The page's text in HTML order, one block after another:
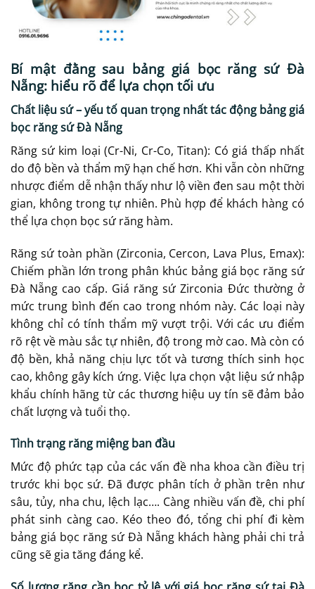
Bí mật đằng sau bảng giá bọc răng sứ Đà
Nẵng: hiểu rõ để lựa chọn tối ưu
Chất liệu sứ – yếu tố quan trọng nhất tác động bảng giá
bọc răng sứ Đà Nẵng
Răng sứ kim loại (Cr-Ni, Cr-Co, Titan): Có giá thấp nhất
do độ bền và thẩm mỹ hạn chế hơn. Khi vẫn còn những
nhược điểm dễ nhận thấy như lộ viền đen sau một thời
gian, không trong tự nhiên. Phù hợp để khách hàng có
thể lựa chọn bọc sứ răng hàm.
Răng sứ toàn phần (Zirconia, Cercon, Lava Plus, Emax):
Chiếm phần lớn trong phân khúc bảng giá bọc răng sứ
Đà Nẵng cao cấp. Giá răng sứ Zirconia Đức thường ở
mức trung bình đến cao trong nhóm này. Các loại này
không chỉ có tính thẩm mỹ vượt trội. Với các ưu điểm
rõ rệt về màu sắc tự nhiên, độ trong mờ cao. Mà còn có
độ bền, khả năng chịu lực tốt và tương thích sinh học
cao, không gây kích ứng. Việc lựa chọn vật liệu sứ nhập
khẩu chính hãng từ các thương hiệu uy tín sẽ đảm bảo
chất lượng và tuổi thọ.
Tình trạng răng miệng ban đầu
Mức độ phức tạp của các vấn đề nha khoa cần điều trị
trước khi bọc sứ. Đã được phân tích ở phần trên như
sâu, tủy, nha chu, lệch lạc…. Càng nhiều vấn đề, chi phí
phát sinh càng cao. Kéo theo đó, tổng chi phí đi kèm
bảng giá bọc răng sứ Đà Nẵng khách hàng phải chi trả
cũng sẽ gia tăng đáng kể.